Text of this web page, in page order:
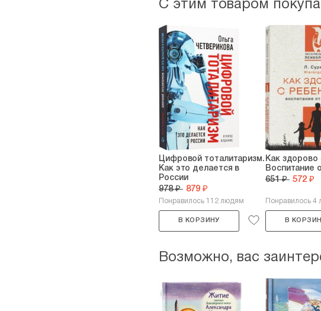
С этим товаром
Цифровой тоталитаризм.
Как это делается в
России
978 ₽ 879 ₽
Понравилось 112 людям
В КОРЗИНУ
Как здорово
Воспитание
651 ₽ 572 ₽
Понравилось 4
В
Возможно, вас